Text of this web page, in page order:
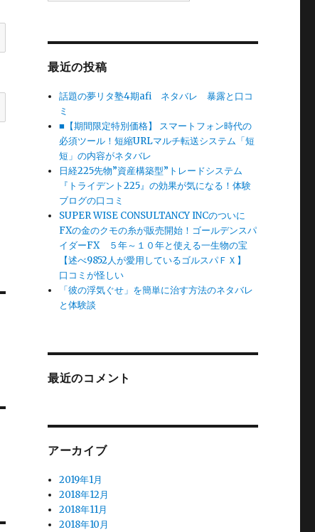
最近の投稿
話題の夢リタ塾4期afi ネタバレ 暴露と口コ
ミ
■【期間限定特別価格】 スマートフォン時代の
必須ツール！短縮URLマルチ転送システム「短
短」の内容がネタバレ
日経225先物”資産構築型”トレードシステム
『トライデント225』の効果が気になる！体験
ブログの口コミ
SUPER WISE CONSULTANCY INCのついに
FXの金のクモの糸が販売開始！ゴールデンスパ
イダーFX ５年～１０年と使える一生物の宝
【述べ9852人が愛用しているゴルスパＦＸ】
口コミが怪しい
「彼の浮気ぐせ」を簡単に治す方法のネタバレ
と体験談
最近のコメント
アーカイブ
2019年1月
2018年12月
2018年11月
2018年10月